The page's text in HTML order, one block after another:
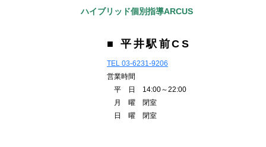
ハイブリッド個別指導ARCUS
■ 平井駅前CS
TEL 03-6231-9206
営業時間
平 日 14:00～22:00
月 曜 閉室
日 曜 閉室